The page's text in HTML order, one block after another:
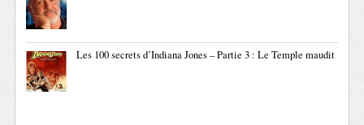
Les 100 secrets d’Indiana Jones – Partie 3 : Le Temple maudit